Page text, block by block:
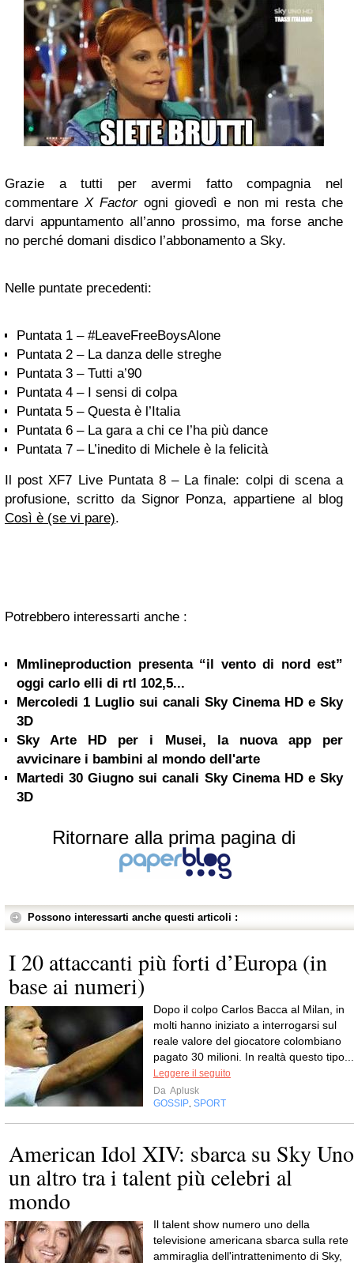
Grazie a tutti per avermi fatto compagnia nel
commentare X Factorogni giovedì e non mi resta che
darvi appuntamento all’anno prossimo, ma forse anche
no perché domani disdico l’abbonamento a Sky.
Nelle puntate precedenti:
Puntata 1 – #LeaveFreeBoysAlone
Puntata 2 – La danza delle streghe
Puntata 3 – Tutti a’90
Puntata 4 – I sensi di colpa
Puntata 5 – Questa è l’Italia
Puntata 6 – La gara a chi ce l’ha più dance
Puntata 7 – L’inedito di Michele è la felicità
Il post XF7 Live Puntata 8 – La finale: colpi di scena a
profusione, scritto da Signor Ponza, appartiene al blog
Così è (se vi pare).
Potrebbero interessarti anche :
Mmlineproduction presenta “il vento di nord est”
oggi carlo elli di rtl 102,5...
Mercoledi 1 Luglio sui canali Sky Cinema HD e Sky
3D
Sky Arte HD per i Musei, la nuova app per
avvicinare i bambini al mondo dell'arte
Martedi 30 Giugno sui canali Sky Cinema HD e Sky
3D
Ritornare alla prima pagina di
Possono interessarti anche questi articoli :
I 20 attaccanti più forti d’Europa (in
base ai numeri)
Dopo il colpo Carlos Bacca al Milan, in
molti hanno iniziato a interrogarsi sul
reale valore del giocatore colombiano
pagato 30 milioni. In realtà questo tipo...
Leggere il seguito
Da Aplusk
GOSSIP SPORT
American Idol XIV: sbarca su Sky Uno
un altro tra i talent più celebri al
mondo
Il talent show numero uno della
televisione americana sbarca sulla rete
ammiraglia dell'intrattenimento di Sky,